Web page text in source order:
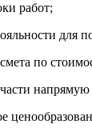
работ;
для
по
напрямую